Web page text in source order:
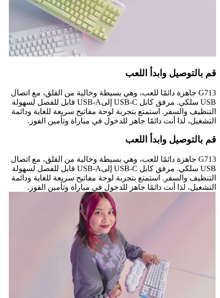
قم بالتوصيل وابدأ اللعب
G713 جاهزة دائمًا للعب، وهي بسيطة وخالية من القلق، مع اتصال
USB سلكي. مرفق كابل USB-C إلىUSB-A قابل للفصل لسهولة
التنظيف والسفر. استمتع بتجربة لوحة مفاتيح سريعة للغاية ودائمة
التشغيل، لذا أنت دائمًا جاهز للدخول في مباراة وتأمين الفوز.
قم بالتوصيل وابدأ اللعب
G713 جاهزة دائمًا للعب، وهي بسيطة وخالية من القلق، مع اتصال
USB سلكي. مرفق كابل USB-C إلىUSB-A قابل للفصل لسهولة
التنظيف والسفر. استمتع بتجربة لوحة مفاتيح سريعة للغاية ودائمة
التشغيل، لذا أنت دائمًا جاهز للدخول في مباراة وتأمين الفوز.